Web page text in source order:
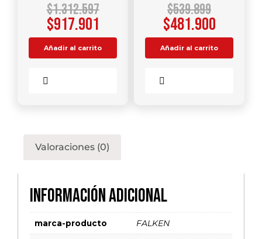
$1.312.597
$917.901
Añadir al carrito
$539.899
$481.900
Añadir al carrito
Valoraciones (0)
Información adicional
marca-producto FALKEN